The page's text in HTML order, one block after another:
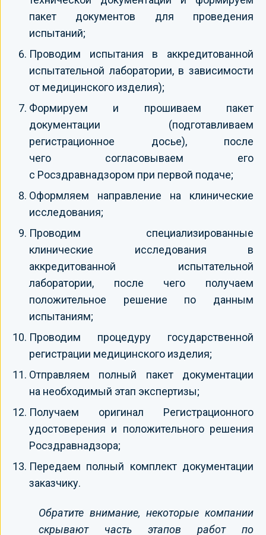
пакет документов для проведения
испытаний;
Проводим испытания в аккредитованной
испытательной лаборатории, в зависимости
от медицинского изделия);
Формируем и прошиваем пакет
документации (подготавливаем
регистрационное досье), после
чего согласовываем его
с Росздравнадзором при первой подаче;
Оформляем направление на клинические
исследования;
Проводим специализированные
клинические исследования в
аккредитованной испытательной
лаборатории, после чего получаем
положительное решение по данным
испытаниям;
Проводим процедуру государственной
регистрации медицинского изделия;
Отправляем полный пакет документации
на необходимый этап экспертизы;
Получаем оригинал Регистрационного
удостоверения и положительного решения
Росздравнадзора;
Передаем полный комплект документации
заказчику.
Обратите внимание, некоторые компании
скрывают часть этапов работ по